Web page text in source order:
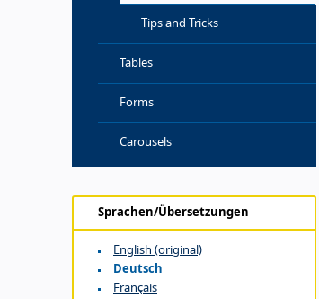
Tips and Tricks
Tables
Forms
Carousels
Sprachen/Übersetzungen
English (original)
Deutsch
Français